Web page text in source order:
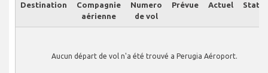
Destination
Compagnie
aérienne
Numero
de vol
Prévue Actuel Statut
Aucun départ de vol n'a été trouvé a Perugia Aéroport.